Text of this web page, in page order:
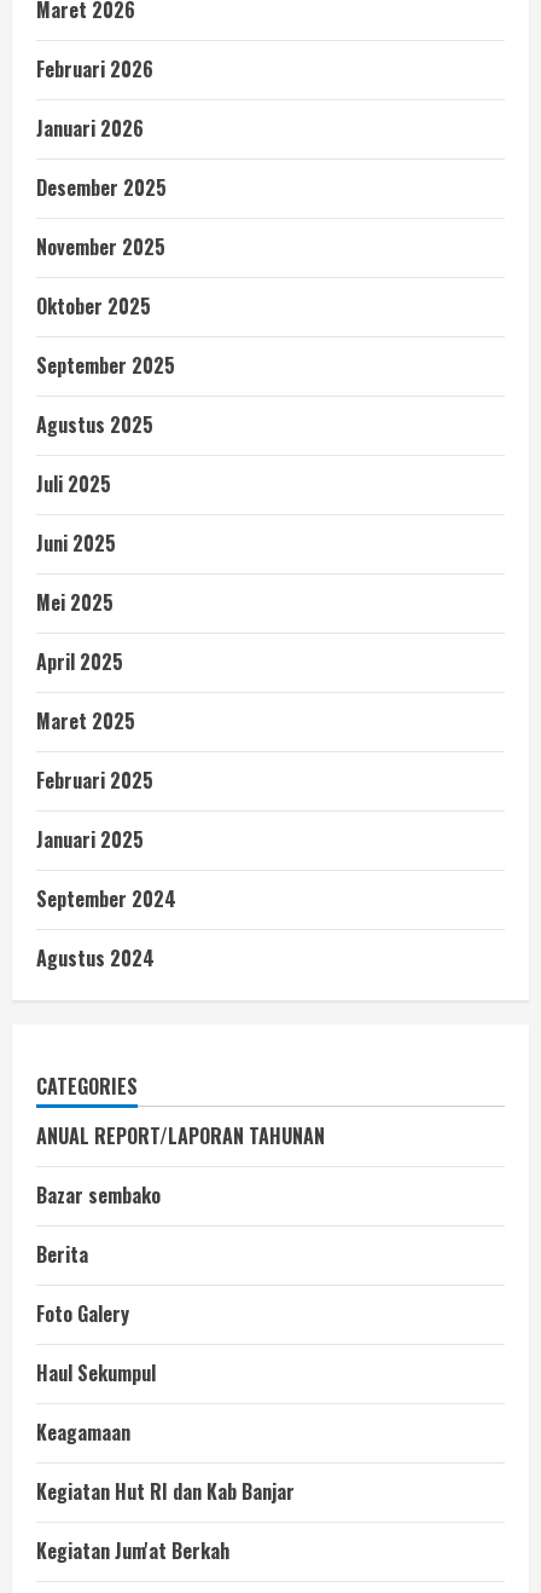
Maret 2026
Februari 2026
Januari 2026
Desember 2025
November 2025
Oktober 2025
September 2025
Agustus 2025
Juli 2025
Juni 2025
Mei 2025
April 2025
Maret 2025
Februari 2025
Januari 2025
September 2024
Agustus 2024
CATEGORIES
ANUAL REPORT/LAPORAN TAHUNAN
Bazar sembako
Berita
Foto Galery
Haul Sekumpul
Keagamaan
Kegiatan Hut RI dan Kab Banjar
Kegiatan Jum'at Berkah